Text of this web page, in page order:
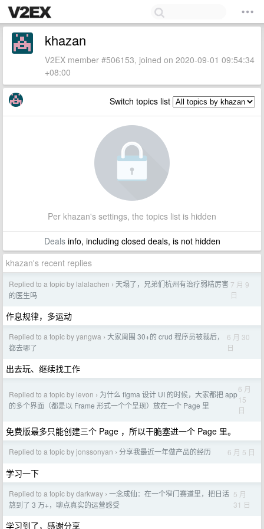
khazan
V2EX member #506153, joined on 2020-09-01 09:54:34
+08:00
Switch topics list
Per khazan's settings, the topics list is hidden
Dealsinfo, including closed deals, is not hidden
khazan's recent replies
Replied to a topic by lalalachen › 天塌了，兄弟们杭州有治疗弱精厉害
的医生吗
7 月 9
日
作息规律，多运动
Replied to a topic by yangwa › 大家周围 30+的 crud 程序员被裁后，
都去哪了
6 月 30
日
出去玩、继续找工作
Replied to a topic by levon › 为什么 figma 设计 UI 的时候，大家都把 app
的多个界面（都是以 Frame 形式一个个呈现）放在一个 Page 里
6 月
15
日
免费版最多只能创建三个 Page ，所以干脆塞进一个 Page 里。
Replied to a topic by jonssonyan › 分享我最近一年做产品的经历 6 月 5 日
学习一下
Replied to a topic by darkway › 一念成仙：在一个窄门赛道里，把日活
熬到了 3 万+，聊点真实的运营感受
5 月
31 日
学习到了，感谢分享